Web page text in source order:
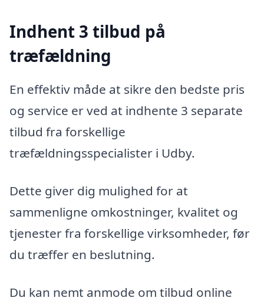
Indhent 3 tilbud på
træfældning
En effektiv måde at sikre den bedste pris
og service er ved at indhente 3 separate
tilbud fra forskellige
træfældningsspecialister i Udby.
Dette giver dig mulighed for at
sammenligne omkostninger, kvalitet og
tjenester fra forskellige virksomheder, før
du træffer en beslutning.
Du kan nemt anmode om tilbud online